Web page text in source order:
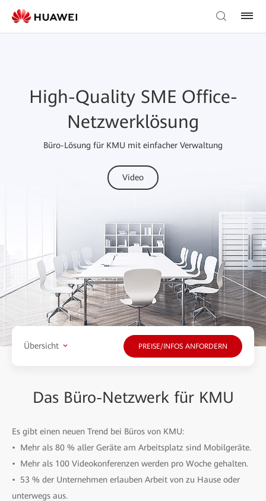
High-Quality SME Office-
Netzwerklösung
Büro-Lösung für KMU mit einfacher Verwaltung
Video
Übersicht PREISE/INFOS ANFORDERN
Das Büro-Netzwerk für KMU
Es gibt einen neuen Trend bei Büros von KMU:
• Mehr als 80 % aller Geräte am Arbeitsplatz sind Mobilgeräte.
• Mehr als 100 Videokonferenzen werden pro Woche gehalten.
• 53 % der Unternehmen erlauben Arbeit von zu Hause oder
unterwegs aus.